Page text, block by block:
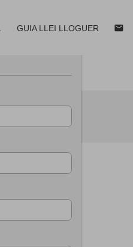
GUIA LLEI LLOGUER email
email print